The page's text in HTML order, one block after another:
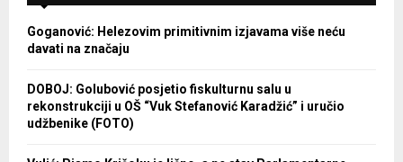
Goganović: Helezovim primitivnim izjavama više neću
davati na značaju
DOBOJ: Golubović posjetio fiskulturnu salu u
rekonstrukciji u OŠ “Vuk Stefanović Karadžić” i uručio
udžbenike (FOTO)